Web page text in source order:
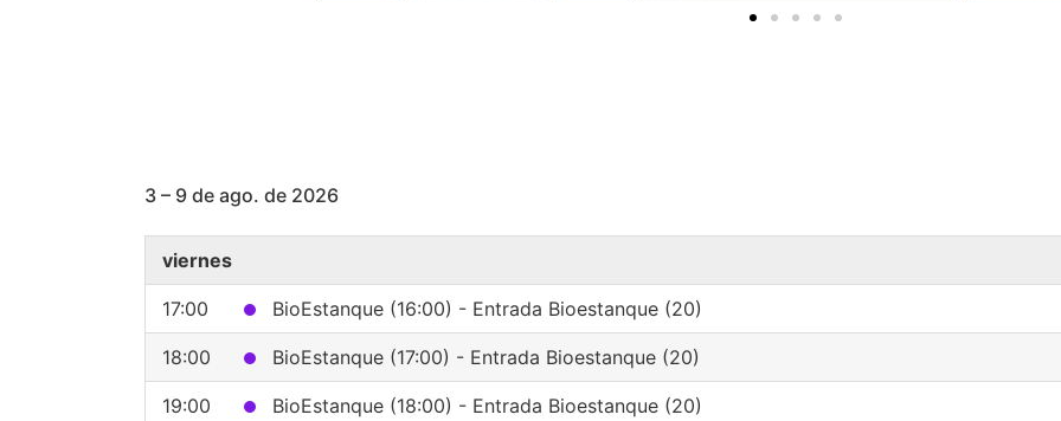
3 – 9 de ago. de 2026
viernes
17:00 BioEstanque (16:00) - Entrada Bioestanque (20)
18:00 BioEstanque (17:00) - Entrada Bioestanque (20)
19:00 BioEstanque (18:00) - Entrada Bioestanque (20)